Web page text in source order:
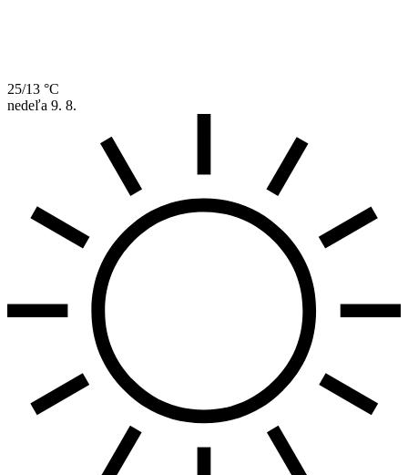
25/13 °C
nedeľa 9. 8.